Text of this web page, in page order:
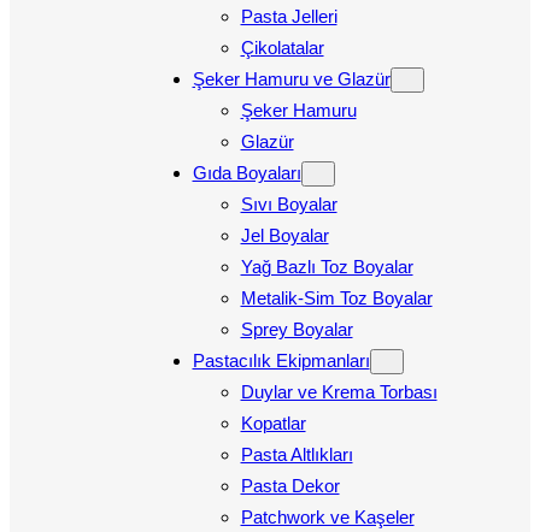
Pasta Jelleri
Çikolatalar
Şeker Hamuru ve Glazür
Şeker Hamuru
Glazür
Gıda Boyaları
Sıvı Boyalar
Jel Boyalar
Yağ Bazlı Toz Boyalar
Metalik-Sim Toz Boyalar
Sprey Boyalar
Pastacılık Ekipmanları
Duylar ve Krema Torbası
Kopatlar
Pasta Altlıkları
Pasta Dekor
Patchwork ve Kaşeler